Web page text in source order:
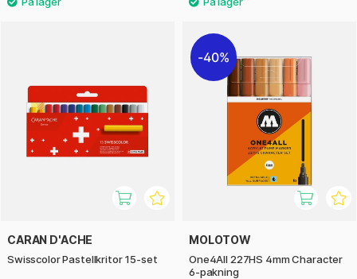
CARAN D'ACHE
Swisscolor Pastellkritor 15-set
40%
MOLOTOW
One4All 227HS 4mm Character
6-pakning